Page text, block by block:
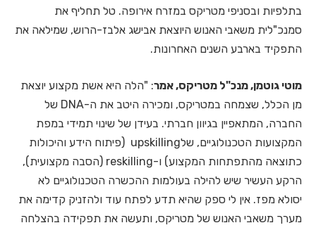
בתלפיות ובסניפי מטריקס במזרח אירופה. טל תחליף את
סמנכ"לית משאבי האנוש היוצאת אבישג אלבז-הרוש, שמילאה את
התפקיד בארבע השנים האחרונות.
מוטי גוטמן, מנכ"ל מטריקס, אמר: "הלה היא אשת מקצוע יוצאת
מן הכלל, שצמחה במטריקס, ומכירה היטב את ה-DNA של
החברה, המתאפיין בגיוון חברתי. בעידן של שינוי תמידי במפת
המקצועות הטכנולוגיים, שלupskilling (פיתוח הידע והיכולות
כתוצאה מהתפתחות המקצוע) ו-reskilling (הסבה מקצועית),
הרקע העשיר שיש להילה בעולמות ההכשרה הטכנולוגיים לא
יסולא מפז. אין לי ספק שהיא תדע לפתח עוד ולהזניק קדימה את
מערך משאבי האנוש של מטריקס, ותעשה את תפקידה בהצלחה